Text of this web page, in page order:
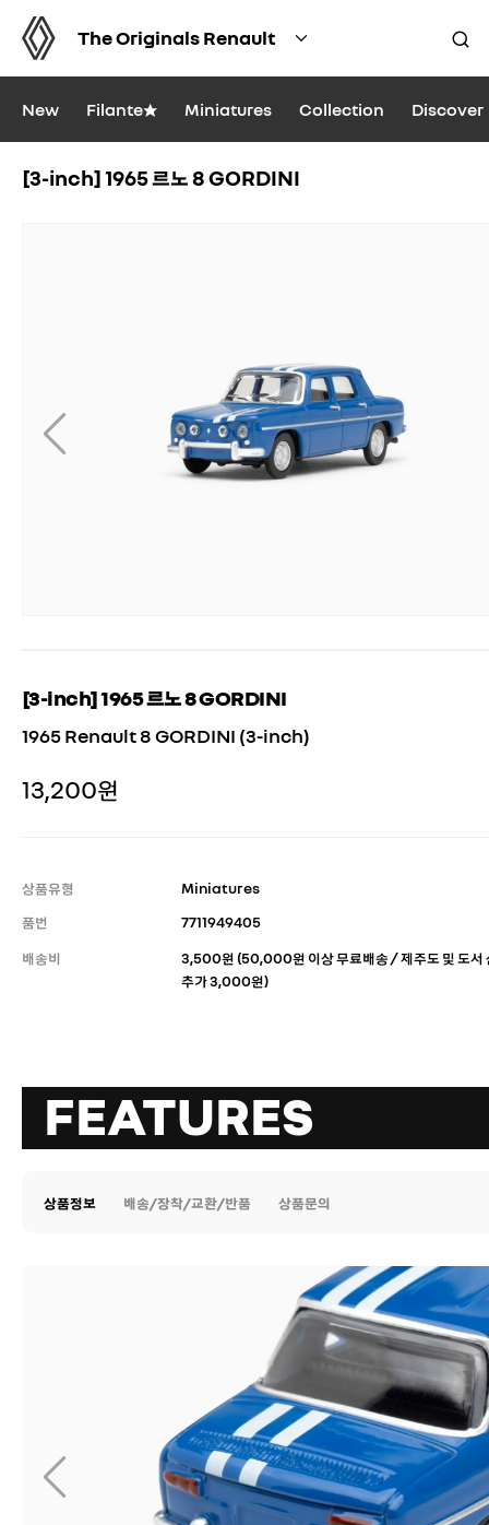
The Originals Renault
New Filante★ Miniatures Collection Discover
[3-inch] 1965 르노 8 GORDINI
[3-inch] 1965 르노 8 GORDINI
1965 Renault 8 GORDINI (3-inch)
13,200원
상품유형
Miniatures
품번
7711949405
배송비
3,500원 (50,000원 이상 무료배송 / 제주도 및 도서
추가 3,000원)
FEATURES
상품정보 배송/장착/교환/반품 상품문의